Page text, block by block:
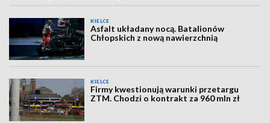
KIELCE
Asfalt układany nocą. Batalionów
Chłopskich z nową nawierzchnią
KIELCE
Firmy kwestionują warunki przetargu
ZTM. Chodzi o kontrakt za 960 mln zł